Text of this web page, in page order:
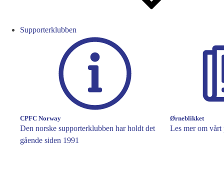
Supporterklubben
CPFC Norway
Den norske supporterklubben har holdt det
gående siden 1991
Ørneblikket
Les mer om vårt